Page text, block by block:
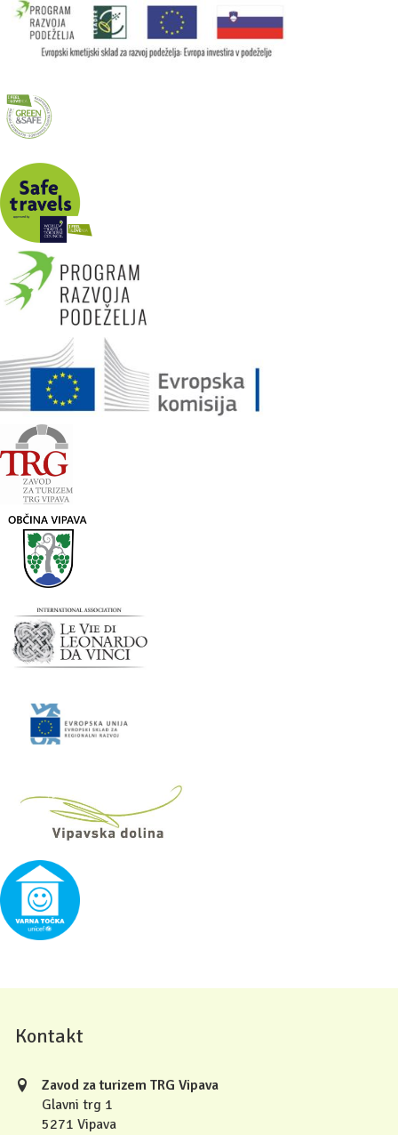
Kontakt
Zavod za turizem TRG Vipava
Glavni trg 1
5271 Vipava